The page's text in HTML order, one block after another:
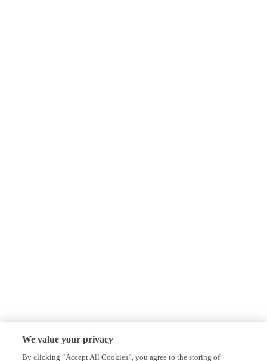
We value your privacy
By clicking “Accept All Cookies”, you agree to the storing of